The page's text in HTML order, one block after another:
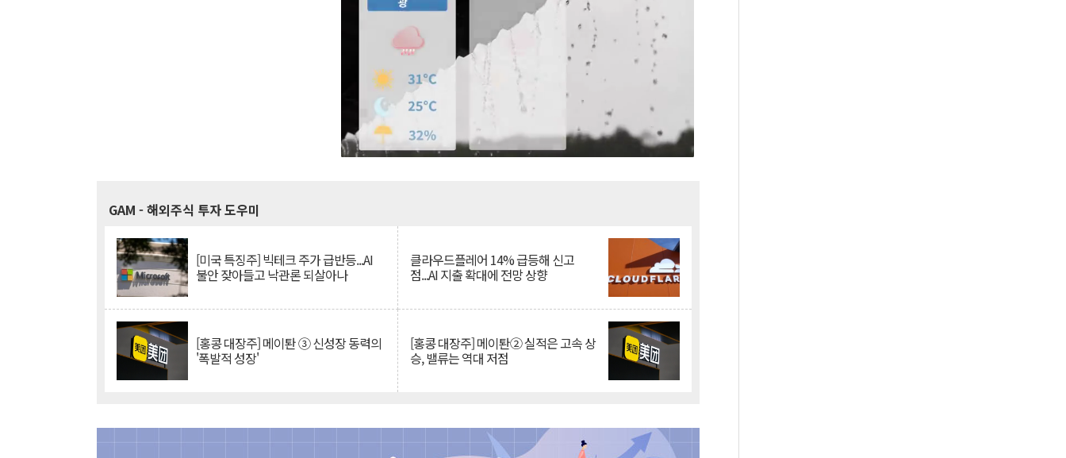
GAM - 해외주식 투자 도우미
[미국 특징주] 빅테크 주가 급반등...AI
불안 잦아들고 낙관론 되살아나
클라우드플레어 14% 급등해 신고
점...AI 지출 확대에 전망 상향
[홍콩 대장주] 메이퇀 ③ 신성장 동력의
'폭발적 성장'
[홍콩 대장주] 메이퇀② 실적은 고속 상
승, 밸류는 역대 저점